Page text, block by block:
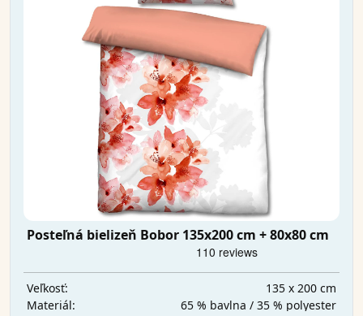
Posteľná bielizeň Bobor 135x200 cm + 80x80 cm
Veľkosť:
135 x 200 cm
Materiál:
65 % bavlna / 35 % polyester